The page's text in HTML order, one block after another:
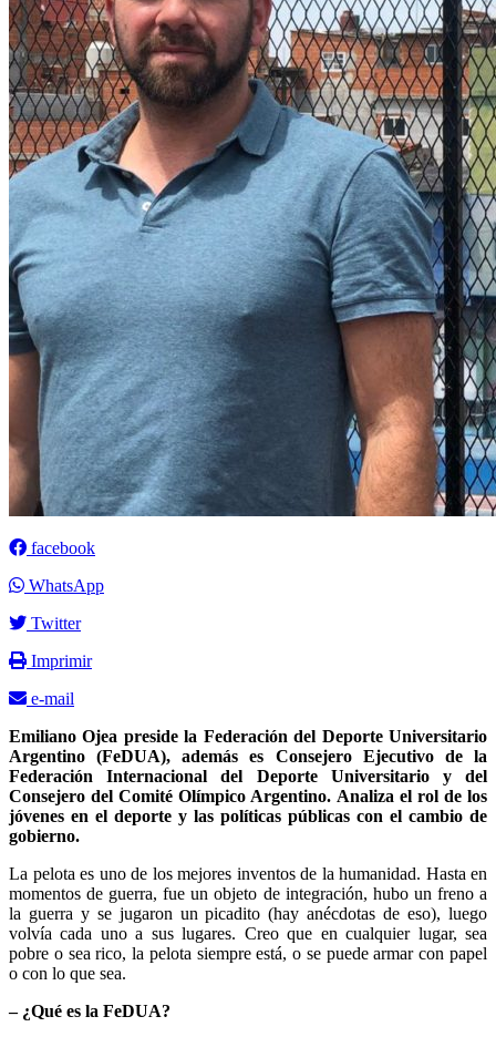
facebook
WhatsApp
Twitter
Imprimir
e-mail
Emiliano Ojea preside la Federación del Deporte Universitario
Argentino (FeDUA), además es Consejero Ejecutivo de la
Federación Internacional del Deporte Universitario y del
Consejero del Comité Olímpico Argentino. Analiza el rol de los
jóvenes en el deporte y las políticas públicas con el cambio de
gobierno.
La pelota es uno de los mejores inventos de la humanidad. Hasta en
momentos de guerra, fue un objeto de integración, hubo un freno a
la guerra y se jugaron un picadito (hay anécdotas de eso), luego
volvía cada uno a sus lugares. Creo que en cualquier lugar, sea
pobre o sea rico, la pelota siempre está, o se puede armar con papel
o con lo que sea.
– ¿Qué es la FeDUA?